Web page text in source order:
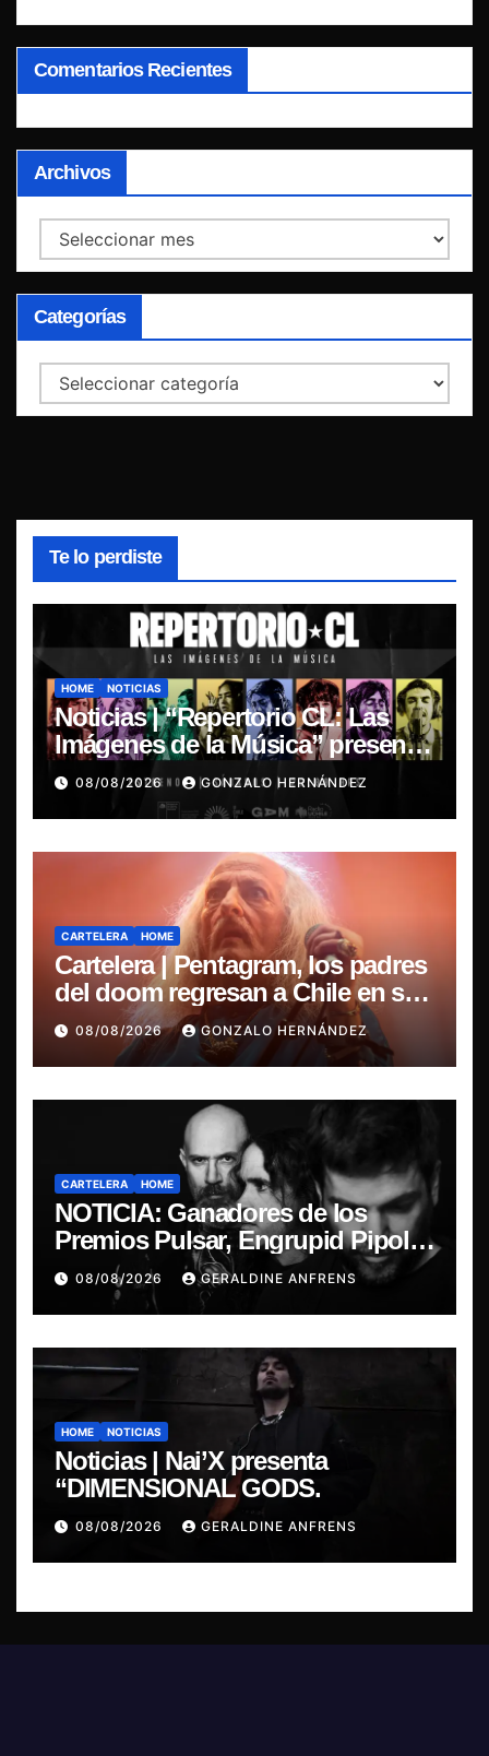
Comentarios Recientes
Archivos
Archivos
Categorías
Categorías
Te lo perdiste
HOME NOTICIAS
Noticias | “Repertorio CL: Las
Imágenes de la Música” presenta
la esencia del nuevo sonido
nacional
08/08/2026 GONZALO HERNÁNDEZ
CARTELERA HOME
Cartelera | Pentagram, los padres
del doom regresan a Chile en su
última misa
08/08/2026 GONZALO HERNÁNDEZ
CARTELERA HOME
NOTICIA: Ganadores de los
Premios Pulsar, Engrupid Pipol
presentan show exclusivo.
08/08/2026 GERALDINE ANFRENS
HOME NOTICIAS
Noticias | Nai’X presenta
“DIMENSIONAL GODS.
08/08/2026 GERALDINE ANFRENS